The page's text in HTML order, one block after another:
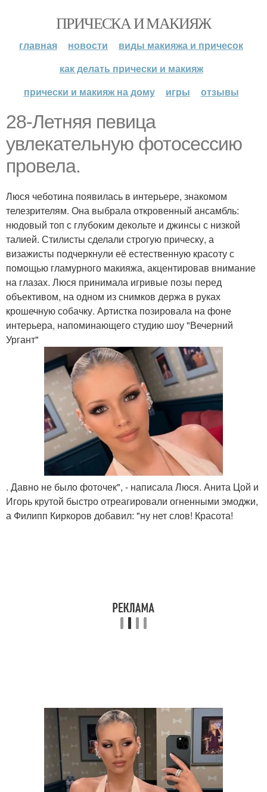
ПРИЧЕСКА И МАКИЯЖ
главная новости
виды макияжа и причесок
как делать прически и макияж
прически и макияж на дому
игры отзывы
28-Летняя певица
увлекательную фотосессию
провела.
Люся чеботина появилась в интерьере, знакомом
телезрителям. Она выбрала откровенный ансамбль:
нюдовый топ с глубоким декольте и джинсы с низкой
талией. Стилисты сделали строгую прическу, а
визажисты подчеркнули её естественную красоту с
помощью гламурного макияжа, акцентировав внимание
на глазах. Люся принимала игривые позы перед
объективом, на одном из снимков держа в руках
крошечную собачку. Артистка позировала на фоне
интерьера, напоминающего студию шоу "Вечерний
Ургант"
. Давно не было фоточек", - написала Люся. Анита Цой и
Игорь крутой быстро отреагировали огненными эмоджи,
а Филипп Киркоров добавил: "ну нет слов! Красота!